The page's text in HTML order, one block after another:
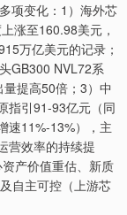
项变化：1）海外芯
涨至160.98美元，
万亿美元的记录；
GB300 NVL72系
提高50倍；3）中
指引91-93亿元（同
速11%-13%），主
营效率的持续提
产价值重估、新质
自主可控（上游芯